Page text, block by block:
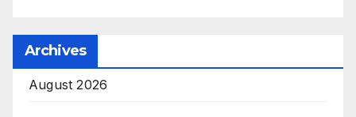
Archives
August 2026